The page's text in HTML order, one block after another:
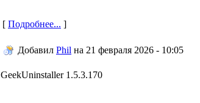
[ Подробнее... ]
Добавил Phil на 21 февраля 2026 - 10:05
GeekUninstaller 1.5.3.170